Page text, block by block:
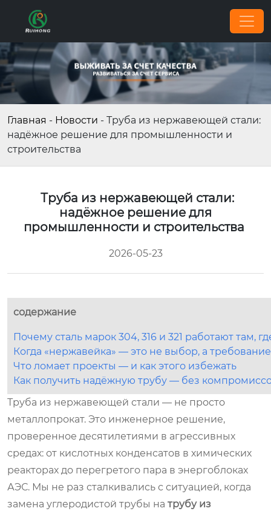
Главная - Новости - Труба из нержавеющей стали:
надёжное решение для промышленности и
строительства
Труба из нержавеющей стали:
надёжное решение для
промышленности и строительства
2026-05-23
содержание
Почему сталь марок 304, 316 и 321 работают там,
Когда «нержавейка» — это не выбор, а
Что ломает проекты — и как этого избежать
Как получить надёжную трубу — без
Труба из нержавеющей стали — не просто
металлопрокат. Это инженерное решение,
проверенное десятилетиями в агрессивных
средах: от кислотных конденсатов в химических
реакторах до перегретого пара в энергоблоках
АЭС. Мы не раз сталкивались с ситуацией, когда
замена углеродистой трубы на трубу из